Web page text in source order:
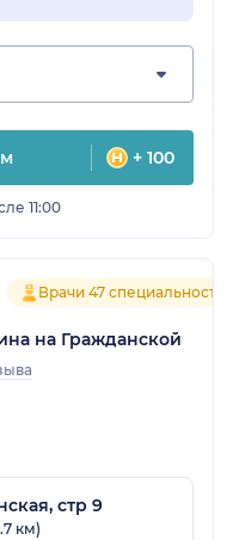
+ 100
11:00
Врачи 47
на Гражданской
стр 9
км)